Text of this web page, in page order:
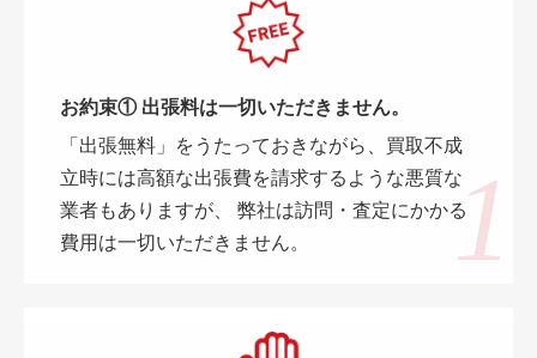
お約束① 出張料は一切いただきません。
「出張無料」をうたっておきながら、買取不成
立時には高額な出張費を請求するような悪質な
業者もありますが、 弊社は訪問・査定にかかる
費用は一切いただきません。